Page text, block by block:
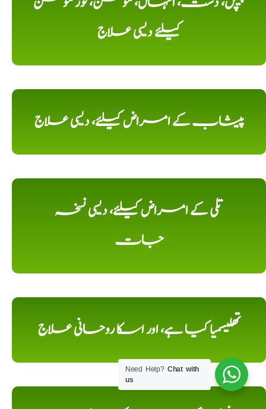
کیلئے دیسی علاج
پیشاب کے امراض کیلئے، دیسی علاج
تلی کے امراض کیلئے، دیسی نسخہ
جات
تھلیسمیا کیا ہے، اور اسکا روحانی علاج
Need Help?Chat with
us